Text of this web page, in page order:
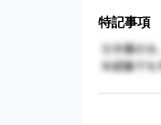
特記事項